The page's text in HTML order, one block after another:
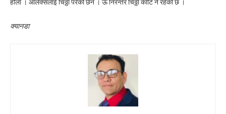
क्यानडा